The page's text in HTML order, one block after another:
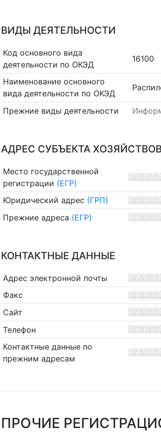
ВИДЫ ДЕЯТЕЛЬНОСТИ
Код основного вида
деятельности по ОКЭД
16100
Наименование основного
вида деятельности по ОКЭД
Прежние виды деятельности
АДРЕС СУБЪЕКТА
Место государственной
регистрации (ЕГР)
Юридический адрес (ГРП)
Прежние адреса (ЕГР)
КОНТАКТНЫЕ ДАННЫЕ
Адрес электронной почты
Факс
Сайт
Телефон
Контактные данные по
прежним адресам
ПРОЧИЕ